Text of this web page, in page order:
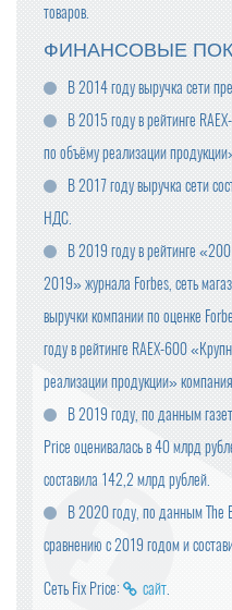
товаров.
ФИНАНСОВЫЕ
В 2014 году выручка сети
В 2015 году в рейтинге
по объёму реализации
В 2017 году выручка сети
НДС.
В 2019 году в рейтинге
2019» журнала Forbes, сеть
выручки компании по оценке
году в рейтинге RAEX-600
реализации продукции»
В 2019 году, по данным
Price оценивалась в 40 млрд
составила 142,2 млрд рублей.
В 2020 году, по данным The
сравнению с 2019 годом и
Сеть Fix Price: сайт